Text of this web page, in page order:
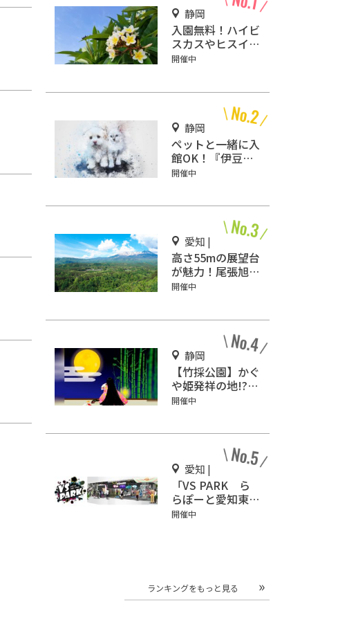
静岡
入園無料！ハイビ
スカスやヒスイカ
ズラが咲く『下賀
開催中
静岡
ペットと一緒に入
館OK！『伊豆高
原メルヘンの森美
開催中
愛知 |
高さ55mの展望台
が魅力！尾張旭の
デートスポット
開催中
静岡
【竹採公園】かぐ
や姫発祥の地!?お
じいさんがかぐや
開催中
愛知 |
「VS PARK ら
らぽーと愛知東郷
店」話題沸騰
開催中
ランキングをもっと見る